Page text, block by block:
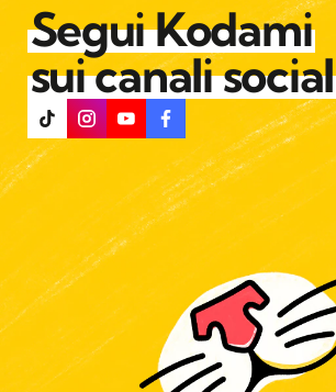
Segui Kodami
sui canali social